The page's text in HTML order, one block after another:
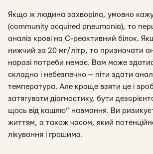
Якщо ж людина захворіла, умовно
(community acquired pneumonia), то
аналіз крові на С-реактивний білок.
нижчий за 20 мг/літр, то призначати
наразі потреби немає. Вам може
складно і небезпечно — піти здати
температура. Але краще взяти це і
затягувати діагностику, бути
щось від кашлю” навмання. Ви
життям, а також часом, який
лікування і грошима.